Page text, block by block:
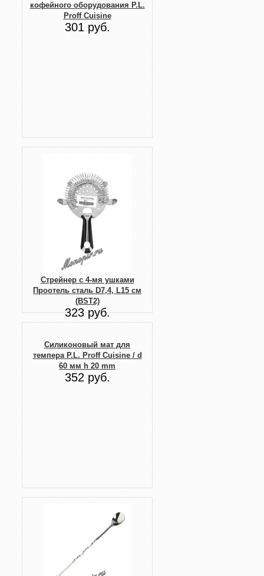
кофейного оборудования P.L.
Proff Cuisine
301 руб.
Стрейнер с 4-мя ушками
Проотель сталь D7,4, L15 см
(BST2)
323 руб.
Силиконовый мат для
темпера P.L. Proff Cuisine / d
60 мм h 20 mm
352 руб.